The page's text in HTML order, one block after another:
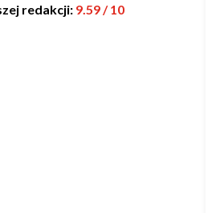
redakcji: 9.59 / 10